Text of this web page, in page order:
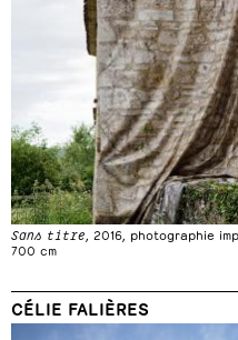
Sans titre , 2016, photographie
700 cm
CÉLIE FALIÈRES